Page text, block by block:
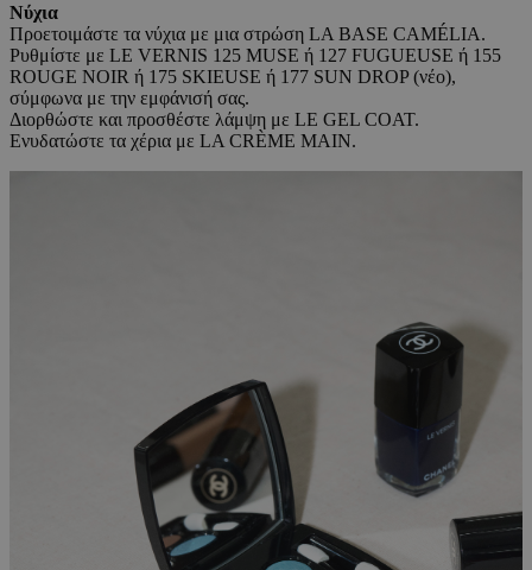
Νύχια
Προετοιμάστε τα νύχια με μια στρώση LA BASE CAMÉLIA.
Ρυθμίστε με LE VERNIS 125 MUSE ή 127 FUGUEUSE ή 155
ROUGE NOIR ή 175 SKIEUSE ή 177 SUN DROP (νέο),
σύμφωνα με την εμφάνισή σας.
Διορθώστε και προσθέστε λάμψη με LE GEL COAT.
Ενυδατώστε τα χέρια με LA CRÈME MAIN.